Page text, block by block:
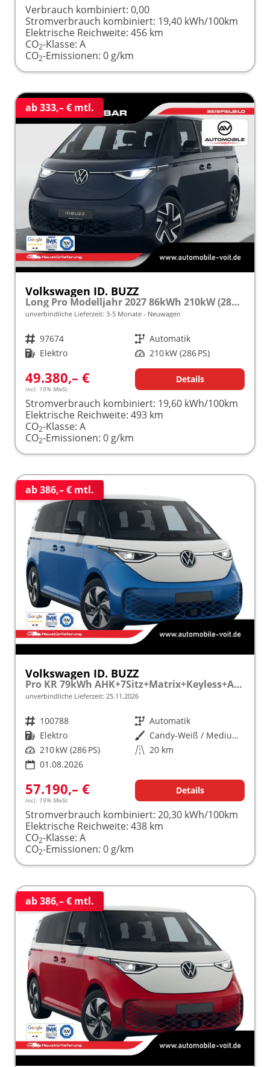
Verbrauch kombiniert: 0,00
Stromverbrauch kombiniert: 19,40 kWh/100km
Elektrische Reichweite: 456 km
CO2-Klasse: A
CO2-Emissionen: 0 g/km
ab 333,– € mtl.
Volkswagen ID. BUZZ
Long Pro Modelljahr 2027 86kWh 210kW (286PS) LED/SMARTLINK frei konfigurierbar!
unverbindliche Lieferzeit: 3-5 Monate Neuwagen
Fahrzeugnr. 97674 Getriebe Automatik
Kraftstoff Elektro Leistung 210 kW (286 PS)
49.380,– €
incl. 19% MwSt.
Details
Stromverbrauch kombiniert: 19,60 kWh/100km
Elektrische Reichweite: 493 km
CO2-Klasse: A
CO2-Emissionen: 0 g/km
ab 386,– € mtl.
Volkswagen ID. BUZZ
Pro KR 79kWh AHK+7Sitz+Matrix+Keyless+ACC+Kamera+eHeck+WäPu+SideAssist
unverbindliche Lieferzeit: 25.11.2026
Fahrzeugnr. 100788 Getriebe Automatik
Kraftstoff Elektro Außenfarbe
Candy-Weiß / Medium Blue Metallic
Leistung 210 kW (286 PS) Kilometerstand 20 km
01.08.2026
57.190,– €
incl. 19% MwSt.
Details
Stromverbrauch kombiniert: 20,30 kWh/100km
Elektrische Reichweite: 438 km
CO2-Klasse: A
CO2-Emissionen: 0 g/km
ab 386,– € mtl.